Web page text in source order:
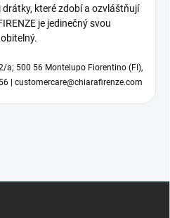
které zdobí a ozvláštňují
je jedinečný svou
a; 500 56 Montelupo Fiorentino (FI),
| customercare@chiarafirenze.com